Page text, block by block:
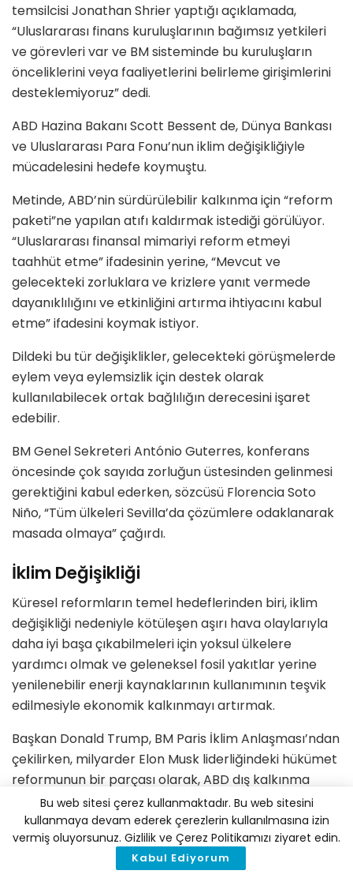
temsilcisi Jonathan Shrier yaptığı açıklamada,
“Uluslararası finans kuruluşlarının bağımsız yetkileri
ve görevleri var ve BM sisteminde bu kuruluşların
önceliklerini veya faaliyetlerini belirleme girişimlerini
desteklemiyoruz” dedi.
ABD Hazina Bakanı Scott Bessent de, Dünya Bankası
ve Uluslararası Para Fonu’nun iklim değişikliğiyle
mücadelesini hedefe koymuştu.
Metinde, ABD’nin sürdürülebilir kalkınma için “reform
paketi”ne yapılan atıfı kaldırmak istediği görülüyor.
“Uluslararası finansal mimariyi reform etmeyi
taahhüt etme” ifadesinin yerine, “Mevcut ve
gelecekteki zorluklara ve krizlere yanıt vermede
dayanıklılığını ve etkinliğini artırma ihtiyacını kabul
etme” ifadesini koymak istiyor.
Dildeki bu tür değişiklikler, gelecekteki görüşmelerde
eylem veya eylemsizlik için destek olarak
kullanılabilecek ortak bağlılığın derecesini işaret
edebilir.
BM Genel Sekreteri António Guterres, konferans
öncesinde çok sayıda zorluğun üstesinden gelinmesi
gerektiğini kabul ederken, sözcüsü Florencia Soto
Niño, “Tüm ülkeleri Sevilla’da çözümlere odaklanarak
masada olmaya” çağırdı.
İklim Değişikliği
Küresel reformların temel hedeflerinden biri, iklim
değişikliği nedeniyle kötüleşen aşırı hava olaylarıyla
daha iyi başa çıkabilmeleri için yoksul ülkelere
yardımcı olmak ve geleneksel fosil yakıtlar yerine
yenilenebilir enerji kaynaklarının kullanımının teşvik
edilmesiyle ekonomik kalkınmayı artırmak.
Başkan Donald Trump, BM Paris İklim Anlaşması’ndan
çekilirken, milyarder Elon Musk liderliğindeki hükümet
reformunun bir parçası olarak, ABD dış kalkınma
yardımlarını %80’den fazla azalttı ve birçok yoksul
ülkeyi etkileyen bir ticaret savaşına girişti.
ABD’nin FFD4 belgesinde karşı çıktığı konular
Bu web sitesi çerez kullanmaktadır. Bu web sitesini
kullanmaya devam ederek çerezlerin kullanılmasına izin
vermiş oluyorsunuz. Gizlilik ve Çerez Politikamızı ziyaret edin.
Kabul Ediyorum